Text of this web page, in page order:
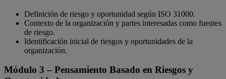
Definición de riesgo y oportunidad según ISO 31000.
Contexto de la organización y partes interesadas como fuentes
de riesgo.
Identificación inicial de riesgos y oportunidades de la
organización.
Módulo 3 – Pensamiento Basado en Riesgos y